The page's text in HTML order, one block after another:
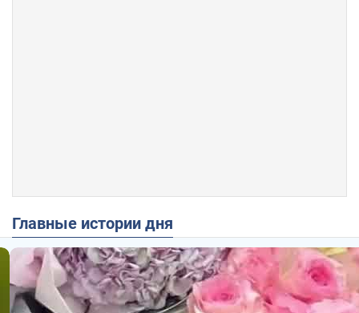
Главные истории дня